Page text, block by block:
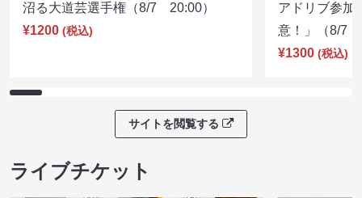
沼る大道芸選手権（8/7 20:00）
¥1200 (税込)
アドリブ参加
意！」（8/7
¥1300 (税込)
サイトを閲覧する
ライブチケット